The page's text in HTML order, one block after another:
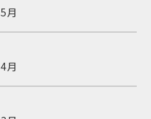
月
月